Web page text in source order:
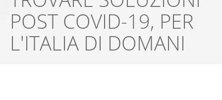
POST COVID-19, PER
L'ITALIA DI DOMANI